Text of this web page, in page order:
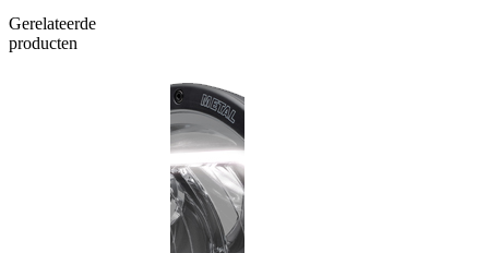
Gerelateerde
producten